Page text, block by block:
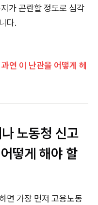
가 곤란할 정도로 심각
다.
연 이 난관을 어떻게 헤
노동청 신고
떻게 해야 할
면 가장 먼저 고용노동